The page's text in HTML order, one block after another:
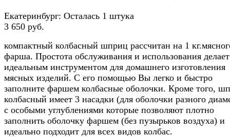
Екатеринбург: Осталась 1 штука
3 650 руб.
компактный колбасный шприц рассчитан на 1
фарша. Простота обслуживания и использования делает
идеальным инструментом для домашнего изготовления
мясных изделий. С его помощью Вы легко и быстро
заполните фаршем колбасные оболочки. Кроме того,
колбасный имеет 3 насадки (для оболочки разного
с особыми углублениями которые позволяют плотно
заполнить оболочку фаршем (без пузырьков воздуха) и
идеально подходит для всех видов колбас.